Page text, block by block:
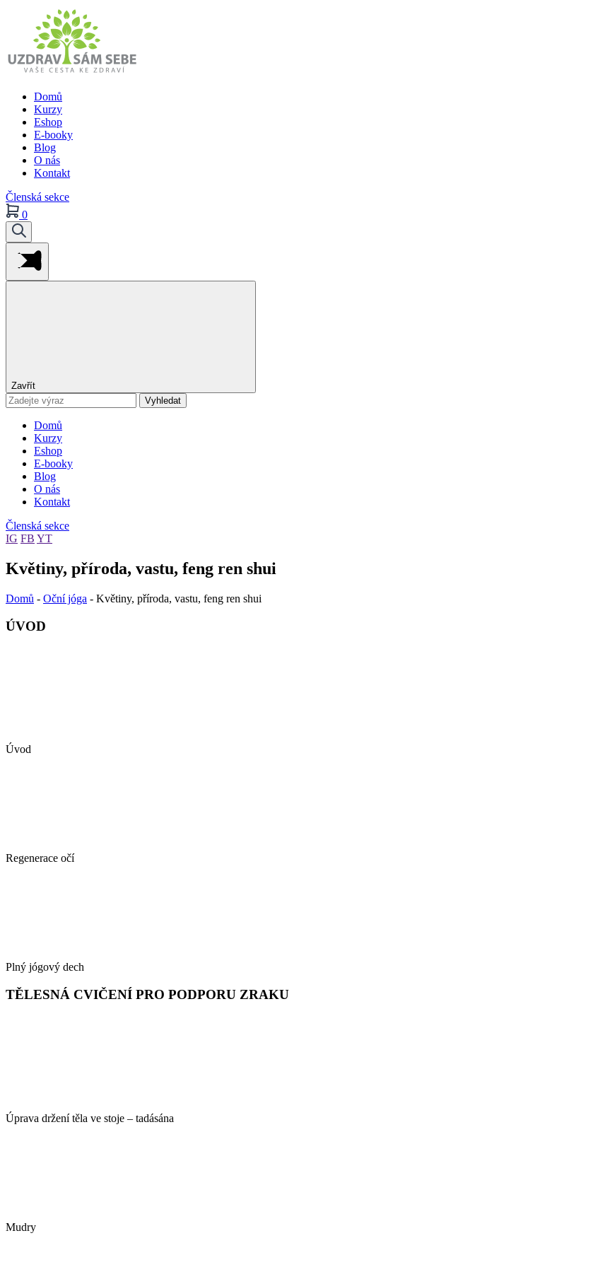
Domů
Kurzy
Eshop
E-booky
Blog
O nás
Kontakt
Členská sekce
0
Zavřít
Vyhledat
Domů
Kurzy
Eshop
E-booky
Blog
O nás
Kontakt
Členská sekce
IG FB YT
Květiny, příroda, vastu, feng ren shui
Domů - Oční jóga - Květiny, příroda, vastu, feng ren shui
ÚVOD
Úvod
Regenerace očí
Plný jógový dech
TĚLESNÁ CVIČENÍ PRO PODPORU ZRAKU
Úprava držení těla ve stoje – tadásána
Mudry